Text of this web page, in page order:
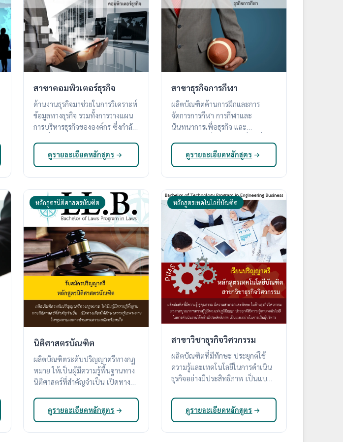
สาขาคอมพิวเตอร์ธุรกิจ
ด้านงานธุรกิจมาช่วยในการวิเคราะห์
ข้อมูลทางธุรกิจ รวมทั้งการวางแผน
การบริหารธุรกิจขององค์กร ซึ่งกำลัง
ดูรายละเอียดหลักสูตร
สาขาธุรกิจการกีฬา
ผลิตบัณฑิตด้านการฝึกและการ
จัดการการกีฬา การกีฬาและ
นันทนาการเพื่อธุรกิจ และ
ดูรายละเอียดหลักสูตร
หลักสูตรนิติศาสตรบัณฑิต
นิติศาสตรบัณฑิต
ผลิตบัณฑิตระดับปริญญาตรีทางกฏ
หมาย ให้เป็นผู้มีความรู้พื้นฐานทาง
นิติศาสตร์ที่สำคัญจำเป็น เปิดทาง
ดูรายละเอียดหลักสูตร
หลักสูตรเทคโนโลยีบัณฑิต
สาขาวิชาธุรกิจวิศวกรรม
ผลิตบัณฑิตที่มีทักษะ ประยุกต์ใช้
ความรู้และเทคโนโลยีในการดำเนิน
ธุรกิจอย่างมีประสิทธิภาพ เป็นแบบ
ดูรายละเอียดหลักสูตร